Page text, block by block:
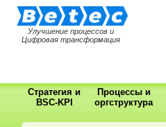
Улучшение процессов и
Цифровая трансформация
Стратегия и
BSC-KPI
Процессы и
оргструктура